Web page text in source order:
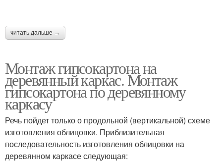
читать дальше →
Монтаж гипсокартона на
деревянный каркас. Монтаж
гипсокартона по деревянному
каркасу
Речь пойдет только о продольной (вертикальной) схеме
изготовления облицовки. Приблизительная
последовательность изготовления облицовки на
деревянном каркасе следующая: